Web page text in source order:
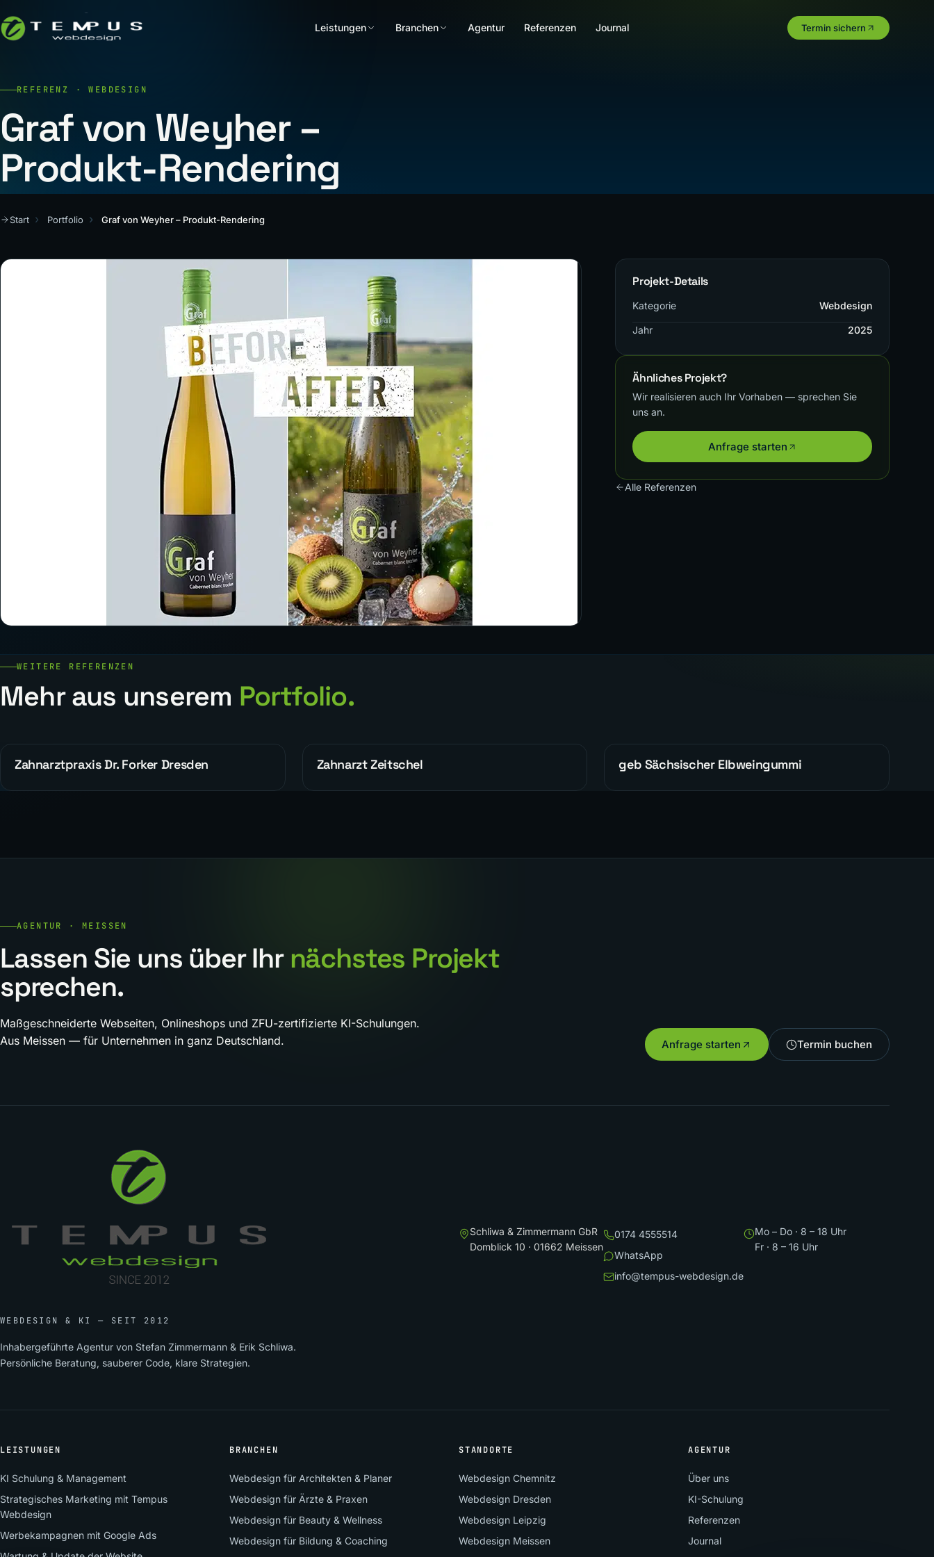
Leistungen Branchen Agentur Referenzen Journal Termin sichern
REFERENZ · WEBDESIGN
Graf von Weyher –
Produkt-Rendering
Start Portfolio Graf von Weyher – Produkt-Rendering
Projekt-Details
Kategorie Webdesign
Jahr 2025
Ähnliches Projekt?
Wir realisieren auch Ihr Vorhaben — sprechen Sie
uns an.
Anfrage starten
Alle Referenzen
WEITERE REFERENZEN
Mehr aus unserem Portfolio.
ALLGEMEIN
Zahnarztpraxis Dr. Forker Dresden WEBDESIGN
Zahnarzt Zeitschel REFERENZEN
geb Sächsischer Elbweingummi
AGENTUR · MEISSEN
Lassen Sie uns über Ihr nächstes Projekt
sprechen.
Maßgeschneiderte Webseiten, Onlineshops und ZFU-zertifizierte KI-Schulungen.
Aus Meissen — für Unternehmen in ganz Deutschland.
Anfrage starten Termin buchen
WEBDESIGN & KI — SEIT 2012
Inhabergeführte Agentur von Stefan Zimmermann & Erik Schliwa.
Persönliche Beratung, sauberer Code, klare Strategien.
Schliwa & Zimmermann GbR
Domblick 10 · 01662 Meissen
0174 4555514
WhatsApp
info@tempus-webdesign.de
Mo – Do · 8 – 18 Uhr
Fr · 8 – 16 Uhr
LEISTUNGEN
KI Schulung & Management
Strategisches Marketing mit Tempus
Webdesign
Werbekampagnen mit Google Ads
BRANCHEN
Webdesign für Architekten & Planer
Webdesign für Ärzte & Praxen
Webdesign für Beauty & Wellness
Webdesign für Bildung & Coaching
STANDORTE
Webdesign Chemnitz
Webdesign Dresden
Webdesign Leipzig
Webdesign Meissen
AGENTUR
Über uns
KI-Schulung
Referenzen
Journal